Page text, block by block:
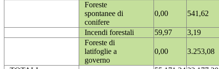
Foreste
spontanee di
conifere
0,00 541,62
Incendi forestali 59,97
3,19
Foreste di
latifoglie a
governo
0,00 3.253,08